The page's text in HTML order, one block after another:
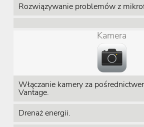
Rozwiązywanie problemów z
Kamera
Włączanie kamery za
Vantage.
Drenaż energii.